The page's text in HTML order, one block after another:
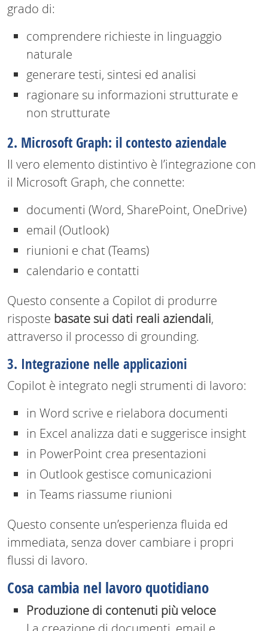
grado di:
comprendere richieste in linguaggio
naturale
generare testi, sintesi ed analisi
ragionare su informazioni strutturate e
non strutturate
2. Microsoft Graph: il contesto aziendale
Il vero elemento distintivo è l’integrazione con
il Microsoft Graph, che connette:
documenti (Word, SharePoint, OneDrive)
email (Outlook)
riunioni e chat (Teams)
calendario e contatti
Questo consente a Copilot di produrre
risposte basate sui dati reali aziendali,
attraverso il processo di grounding.
3. Integrazione nelle applicazioni
Copilot è integrato negli strumenti di lavoro:
in Word scrive e rielabora documenti
in Excel analizza dati e suggerisce insight
in PowerPoint crea presentazioni
in Outlook gestisce comunicazioni
in Teams riassume riunioni
Questo consente un’esperienza fluida ed
immediata, senza dover cambiare i propri
flussi di lavoro.
Cosa cambia nel lavoro quotidiano
Produzione di contenuti più veloce